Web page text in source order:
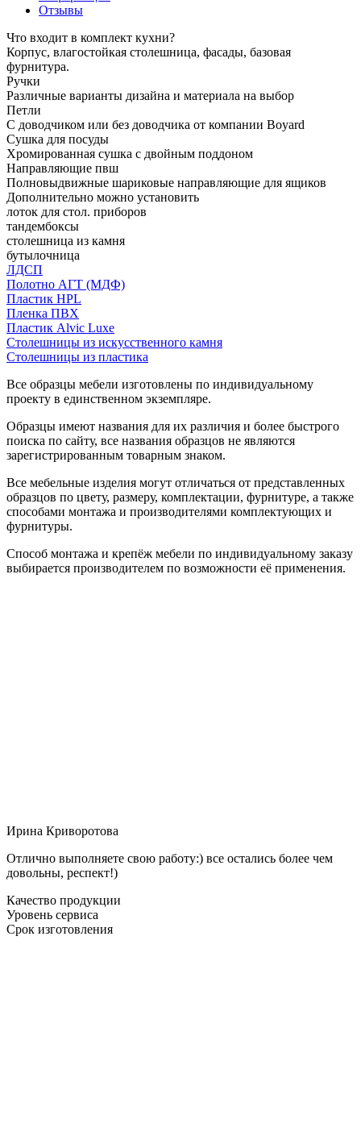
Отзывы
Что входит в комплект кухни?
Корпус, влагостойкая столешница, фасады, базовая
фурнитура.
Ручки
Различные варианты дизайна и материала на выбор
Петли
С доводчиком или без доводчика от компании Boyard
Сушка для посуды
Хромированная сушка с двойным поддоном
Направляющие пвш
Полновыдвижные шариковые направляющие для ящиков
Дополнительно можно установить
лоток для стол. приборов
тандембоксы
столешница из камня
бутылочница
ЛДСП
Полотно АГТ (МДФ)
Пластик HPL
Пленка ПВХ
Пластик Alvic Luxe
Столешницы из искусственного камня
Столешницы из пластика
Все образцы мебели изготовлены по индивидуальному
проекту в единственном экземпляре.
Образцы имеют названия для их различия и более быстрого
поиска по сайту, все названия образцов не являются
зарегистрированным товарным знаком.
Все мебельные изделия могут отличаться от представленных
образцов по цвету, размеру, комплектации, фурнитуре, а также
способами монтажа и производителями комплектующих и
фурнитуры.
Способ монтажа и крепёж мебели по индивидуальному заказу
выбирается производителем по возможности её применения.
Ирина Криворотова
Отлично выполняете свою работу:) все остались более чем
довольны, респект!)
Качество продукции
Уровень сервиса
Срок изготовления